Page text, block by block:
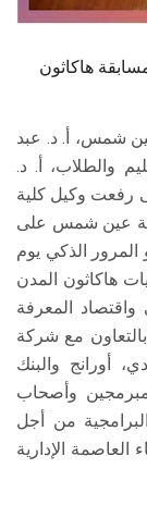
الزائـرون
هاكاثون
شمس، أ. د. عبد
والطلاب، أ. د.
رفعت وكيل كلية
عين شمس على
المرور الذكي يوم
فاعليات هاكاثون المدن
واقتصاد المعرفة
جامعة مصرية بالتعاون مع شركة
أورانج والبنك
وأصحاب
من أجل
الإدارية